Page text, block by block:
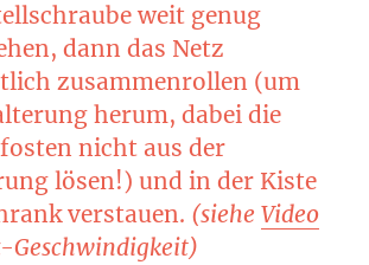
weit genug
dann das Netz
zusammenrollen (um
herum, dabei die
nicht aus der
lösen!) und in der Kiste
verstauen. (sieheVideo
Geschwindigkeit)